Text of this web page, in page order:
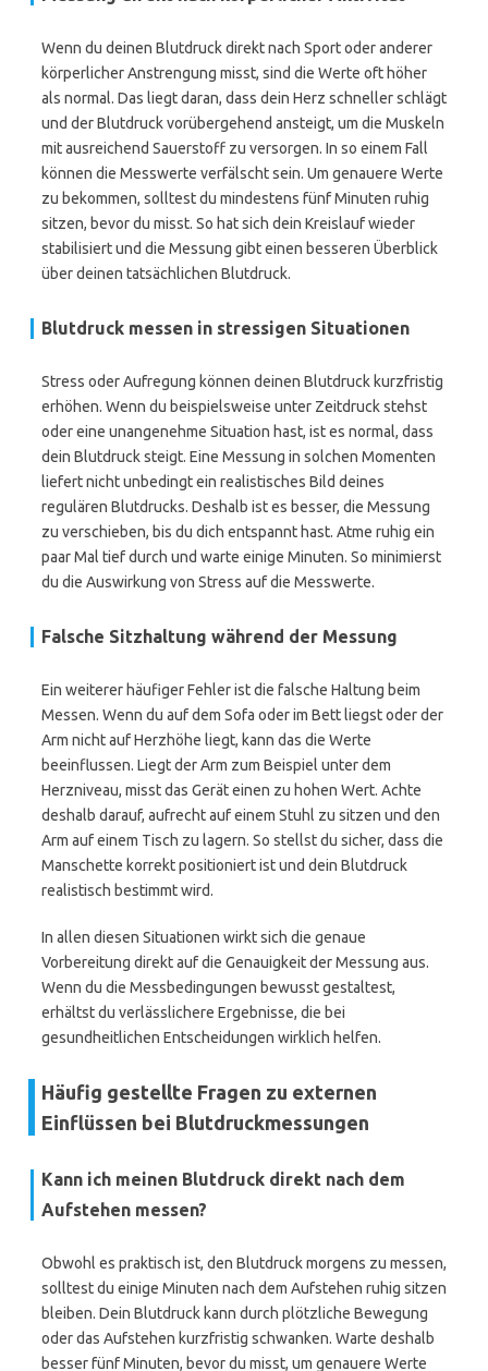
Wenn du deinen Blutdruck direkt nach Sport oder anderer
körperlicher Anstrengung misst, sind die Werte oft höher
als normal. Das liegt daran, dass dein Herz schneller schlägt
und der Blutdruck vorübergehend ansteigt, um die Muskeln
mit ausreichend Sauerstoff zu versorgen. In so einem Fall
können die Messwerte verfälscht sein. Um genauere Werte
zu bekommen, solltest du mindestens fünf Minuten ruhig
sitzen, bevor du misst. So hat sich dein Kreislauf wieder
stabilisiert und die Messung gibt einen besseren Überblick
über deinen tatsächlichen Blutdruck.
Blutdruck messen in stressigen Situationen
Stress oder Aufregung können deinen Blutdruck kurzfristig
erhöhen. Wenn du beispielsweise unter Zeitdruck stehst
oder eine unangenehme Situation hast, ist es normal, dass
dein Blutdruck steigt. Eine Messung in solchen Momenten
liefert nicht unbedingt ein realistisches Bild deines
regulären Blutdrucks. Deshalb ist es besser, die Messung
zu verschieben, bis du dich entspannt hast. Atme ruhig ein
paar Mal tief durch und warte einige Minuten. So minimierst
du die Auswirkung von Stress auf die Messwerte.
Falsche Sitzhaltung während der Messung
Ein weiterer häufiger Fehler ist die falsche Haltung beim
Messen. Wenn du auf dem Sofa oder im Bett liegst oder der
Arm nicht auf Herzhöhe liegt, kann das die Werte
beeinflussen. Liegt der Arm zum Beispiel unter dem
Herzniveau, misst das Gerät einen zu hohen Wert. Achte
deshalb darauf, aufrecht auf einem Stuhl zu sitzen und den
Arm auf einem Tisch zu lagern. So stellst du sicher, dass die
Manschette korrekt positioniert ist und dein Blutdruck
realistisch bestimmt wird.
In allen diesen Situationen wirkt sich die genaue
Vorbereitung direkt auf die Genauigkeit der Messung aus.
Wenn du die Messbedingungen bewusst gestaltest,
erhältst du verlässlichere Ergebnisse, die bei
gesundheitlichen Entscheidungen wirklich helfen.
Häufig gestellte Fragen zu externen
Einflüssen bei Blutdruckmessungen
Kann ich meinen Blutdruck direkt nach dem
Aufstehen messen?
Obwohl es praktisch ist, den Blutdruck morgens zu messen,
solltest du einige Minuten nach dem Aufstehen ruhig sitzen
bleiben. Dein Blutdruck kann durch plötzliche Bewegung
oder das Aufstehen kurzfristig schwanken. Warte deshalb
besser fünf Minuten, bevor du misst, um genauere Werte